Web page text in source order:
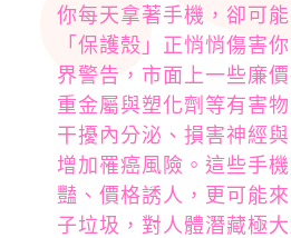
你每天拿著手機，卻可
「保護殼」正悄悄傷害
界警告，市面上一些廉
重金屬與塑化劑等有害
干擾內分泌、損害神經
增加罹癌風險。這些手
豔、價格誘人，更可能
子垃圾，對人體潛藏極